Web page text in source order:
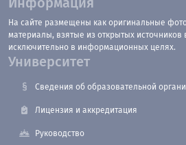
На сайте размещены как оригинальные
материалы, взятые из открытых источников
исключительно в информационных целях.
Университет
Сведения об образовательной
Лицензия и аккредитация
Руководство